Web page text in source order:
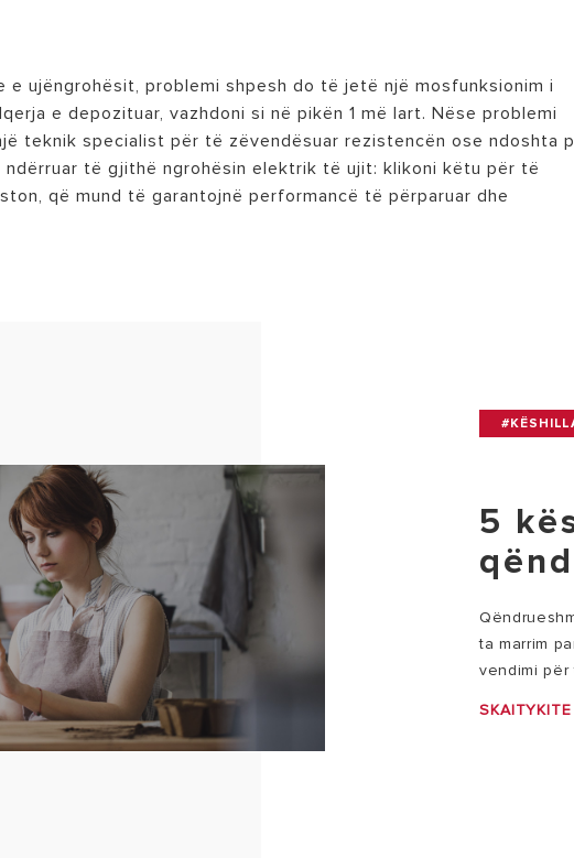
e ujëngrohësit, problemi shpesh do të jetë një mosfunksionim i
e depozituar, vazhdoni si në pikën 1 më lart. Nëse problemi
teknik specialist për të zëvendësuar rezistencën ose ndoshta
të gjithë ngrohësin elektrik të ujit: klikoni këtu për të
që mund të garantojnë performancë të përparuar dhe
5
ta marrim
vendimi për